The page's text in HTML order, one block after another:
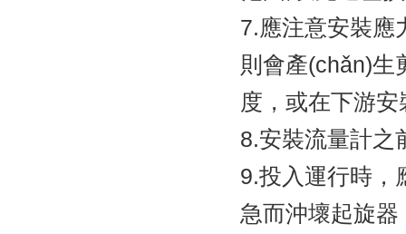
7.應注意安裝應
則會產(chǎn)生
度，或在下
8.安裝流量計之
9.投入運行時
急而沖壞起旋器